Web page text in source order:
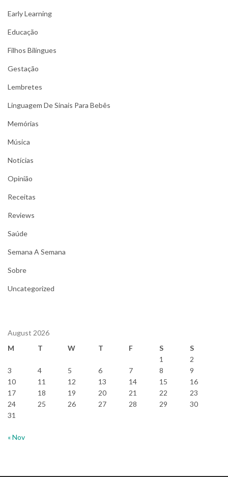
Early Learning
Educação
Filhos Bilíngues
Gestação
Lembretes
Linguagem De Sinais Para Bebês
Memórias
Música
Notícias
Opinião
Receitas
Reviews
Saúde
Semana A Semana
Sobre
Uncategorized
August 2026
M
T W T F S
S
1
2
3
4 5 6 7 8
9
10
11 12 13 14 15
16
17
18 19 20 21 22
23
24
25 26 27 28 29
30
31
« Nov